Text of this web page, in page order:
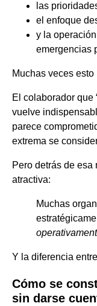
las
el enfoque
y la
emergencias
Muchas veces
El colaborador que
vuelve
parece
extrema se
Pero detrás de
atractiva:
Muchas
Y la diferencia
Cómo se
sin darse